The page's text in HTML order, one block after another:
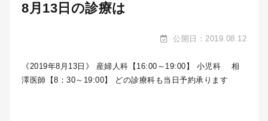
8月13日の診療は
公開日：2019.08.12
《2019年8月13日》 産婦人科【16:00～19:00】 小児科 相
澤医師【8：30～19:00】 どの診療科も当日予約承ります